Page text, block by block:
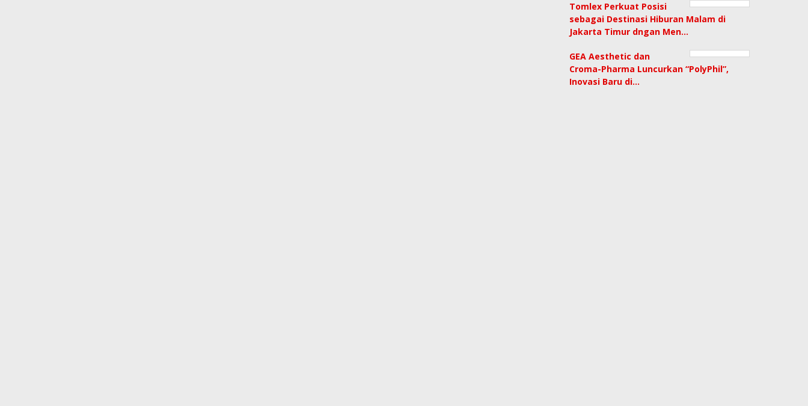
Tomlex Perkuat Posisi
sebagai Destinasi Hiburan Malam di
Jakarta Timur dngan Men…
GEA Aesthetic dan
Croma-Pharma Luncurkan “PolyPhil”,
Inovasi Baru di…